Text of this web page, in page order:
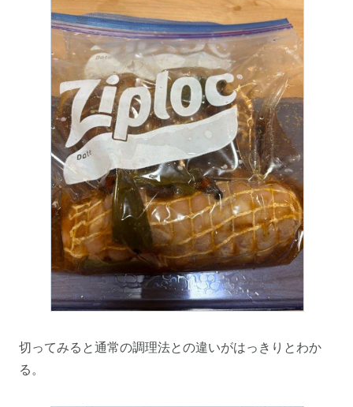
切ってみると通常の調理法との違いがはっきりとわか
る。